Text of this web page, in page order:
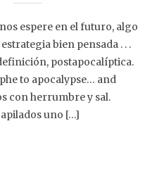
espere en el futuro, algo
bien pensada . . .
postapocalíptica.
to apocalypse… and
con herrumbre y sal.
uno […]